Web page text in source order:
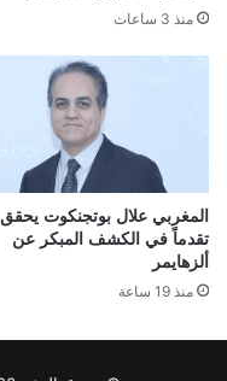
منذ 3 ساعات
المغربي علال بوتجنكوت يحقق
تقدماً في الكشف المبكر عن
ألزهايمر
منذ 19 ساعة